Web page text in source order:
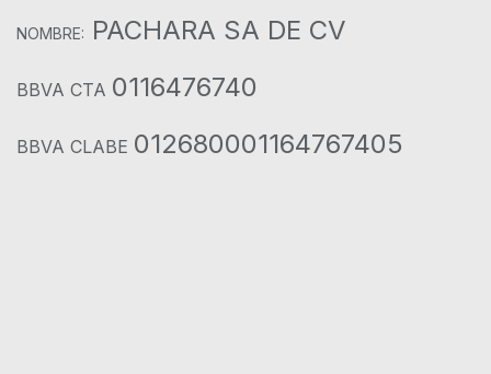
NOMBRE: PACHARA SA DE CV
BBVA CTA 0116476740
BBVA CLABE 012680001164767405